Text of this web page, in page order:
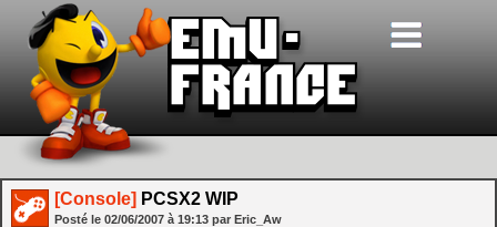
[Console] PCSX2 WIP
Posté le 02/06/2007 à 19:13 par Eric_Aw